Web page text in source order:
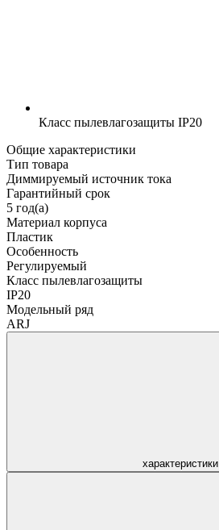
Класс пылевлагозащиты IP20
Общие характеристики
Тип товара
Диммируемый источник тока
Гарантийный срок
5 год(а)
Материал корпуса
Пластик
Особенность
Регулируемый
Класс пылевлагозащиты
IP20
Модельный ряд
ARJ
характеристики